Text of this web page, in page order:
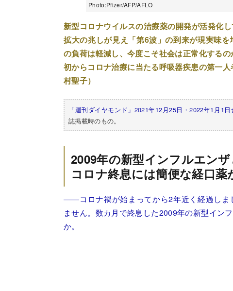
Photo:Pfizer/AFP/AFLO
新型コロナウイルスの治療薬の開発が活発化
拡大の兆しが見え「第6波」の到来が現実味
の負荷は軽減し、今度こそ社会は正常化するの
初からコロナ治療に当たる呼吸器疾患の第一
村聖子）
「週刊ダイヤモンド」2021年12月25日・2022年1月1
誌掲載時のもの。
2009年の新型インフルエン
コロナ終息には簡便な経口薬
――コロナ禍が始まってから2年近く経過しま
ません。数カ月で終息した2009年の新型イン
か。